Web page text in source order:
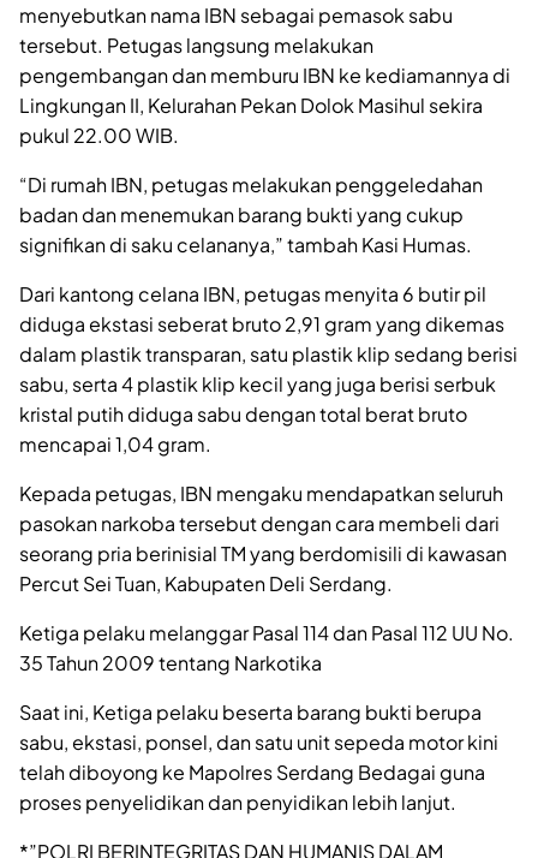
menyebutkan nama IBN sebagai pemasok sabu
tersebut. Petugas langsung melakukan
pengembangan dan memburu IBN ke kediamannya di
Lingkungan II, Kelurahan Pekan Dolok Masihul sekira
pukul 22.00 WIB.
“Di rumah IBN, petugas melakukan penggeledahan
badan dan menemukan barang bukti yang cukup
signifikan di saku celananya,” tambah Kasi Humas.
Dari kantong celana IBN, petugas menyita 6 butir pil
diduga ekstasi seberat bruto 2,91 gram yang dikemas
dalam plastik transparan, satu plastik klip sedang berisi
sabu, serta 4 plastik klip kecil yang juga berisi serbuk
kristal putih diduga sabu dengan total berat bruto
mencapai 1,04 gram.
Kepada petugas, IBN mengaku mendapatkan seluruh
pasokan narkoba tersebut dengan cara membeli dari
seorang pria berinisial TM yang berdomisili di kawasan
Percut Sei Tuan, Kabupaten Deli Serdang.
Ketiga pelaku melanggar Pasal 114 dan Pasal 112 UU No.
35 Tahun 2009 tentang Narkotika
Saat ini, Ketiga pelaku beserta barang bukti berupa
sabu, ekstasi, ponsel, dan satu unit sepeda motor kini
telah diboyong ke Mapolres Serdang Bedagai guna
proses penyelidikan dan penyidikan lebih lanjut.
*”POLRI BERINTEGRITAS DAN HUMANIS DALAM